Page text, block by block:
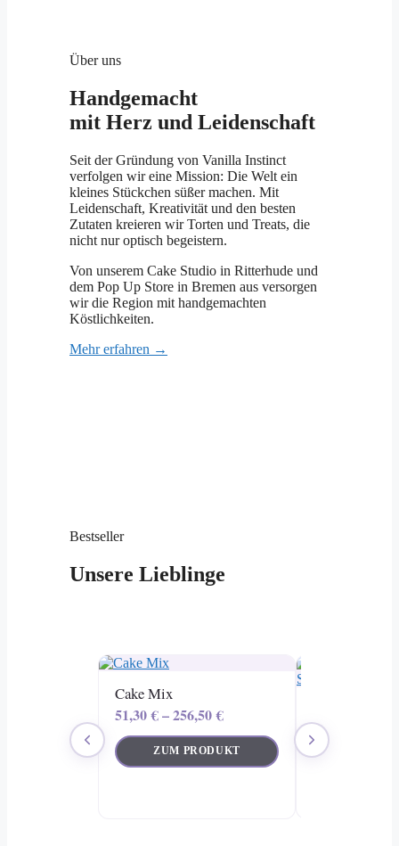
Über uns
Handgemacht
mit Herz und Leidenschaft
Seit der Gründung von Vanilla Instinct
verfolgen wir eine Mission: Die Welt ein
kleines Stückchen süßer machen. Mit
Leidenschaft, Kreativität und den besten
Zutaten kreieren wir Torten und Treats, die
nicht nur optisch begeistern.
Von unserem Cake Studio in Ritterhude und
dem Pop Up Store in Bremen aus versorgen
wir die Region mit handgemachten
Köstlichkeiten.
Mehr erfahren →
Bestseller
Unsere Lieblinge
Cake Mix
51,30€–256,50€
ZUM PRODUKT
Signature Box
29,90